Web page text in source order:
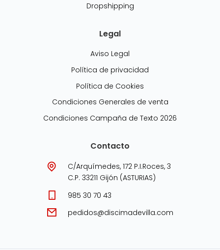
Dropshipping
Legal
Aviso Legal
Política de privacidad
Política de Cookies
Condiciones Generales de venta
Condiciones Campaña de Texto 2026
Contacto
C/Arquímedes, 172 P.I.Roces, 3
C.P. 33211 Gijón (ASTURIAS)
985 30 70 43
pedidos@discimadevilla.com